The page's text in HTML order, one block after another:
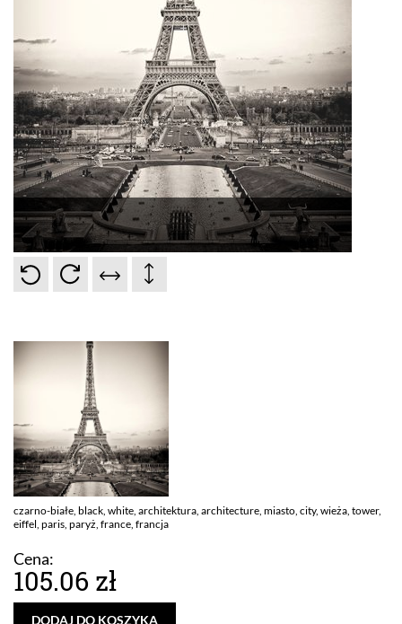
czarno-białe, black, white, architektura, architecture, miasto, city, wieża, tower,
eiffel, paris, paryż, france, francja
Cena:
105.06 zł
DODAJ DO KOSZYKA